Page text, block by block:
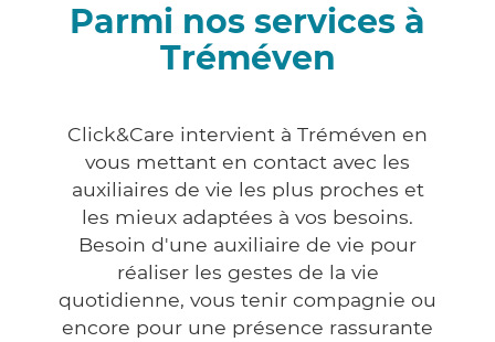
Parmi nos services à
Tréméven
Click&Care intervient à Tréméven en
vous mettant en contact avec les
auxiliaires de vie les plus proches et
les mieux adaptées à vos besoins.
Besoin d'une auxiliaire de vie pour
réaliser les gestes de la vie
quotidienne, vous tenir compagnie ou
encore pour une présence rassurante